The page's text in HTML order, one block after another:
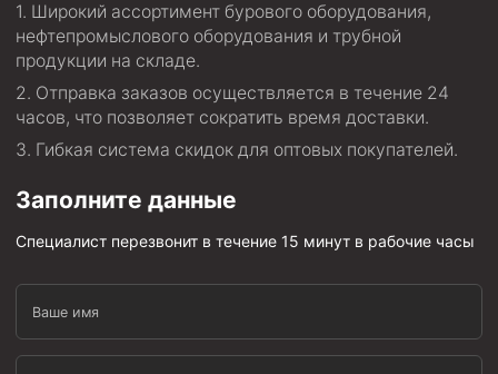
Буровые насосы
Противовыбросовое оборудование
Системы верхнего привода (СВП)
Элеваторы трубные
приготовления и очистки бурового раствора
Патрубки цементировочные ПЦ
Широкий ассортимент бурового оборудования,
нефтепромыслового оборудования и трубной
продукции на складе.
Отправка заказов осуществляется в течение 24
часов, что позволяет сократить время доставки.
Гибкая система скидок для оптовых покупателей.
Заполните данные
Специалист перезвонит в течение 15 минут в рабочие часы
Ваше имя